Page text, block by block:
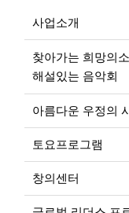
사업소개
찾아가는 희망의
해설있는 음악회
아름다운 우정의
토요프로그램
창의센터